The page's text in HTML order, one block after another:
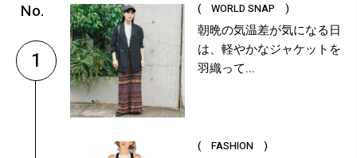
1
( WORLD SNAP )
朝晩の気温差が気になる日
は、軽やかなジャケットを
羽織って...
( FASHION )